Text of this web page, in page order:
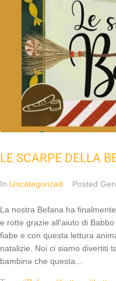
LE SCARPE DELLA
In Uncategorized Posted
La nostra Befana ha
e rotte grazie all'aiuto di
fiabe e con questa lettura
natalizie. Noi ci siamo divertiti
bambinə che questa...